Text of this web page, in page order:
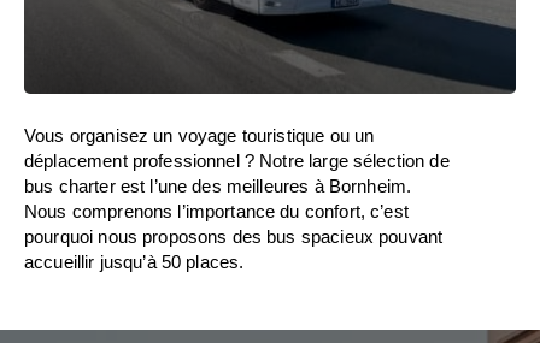
Vous organisez un voyage touristique ou un
déplacement professionnel ? Notre large sélection de
bus charter est l’une des meilleures à Bornheim.
Nous comprenons l’importance du confort, c’est
pourquoi nous proposons des bus spacieux pouvant
accueillir jusqu’à 50 places.